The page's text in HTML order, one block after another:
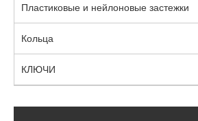
Пластиковые и нейлоновые застежки
Кольца
КЛЮЧИ